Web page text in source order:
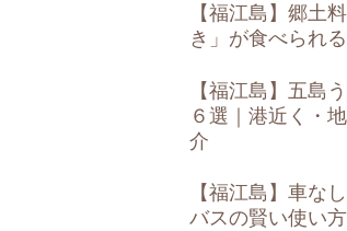
【福江島】郷土
き」が食べられ
【福江島】五島
６選｜港近く・
介
【福江島】車な
バスの賢い使い